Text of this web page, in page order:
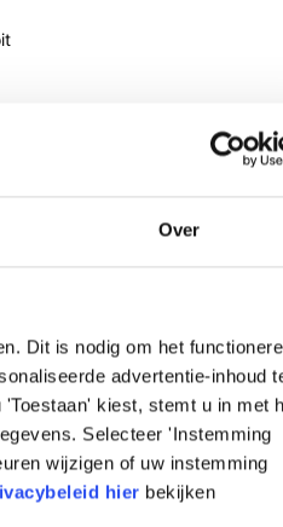
Over
Dit is nodig om het
advertentie-inhoud
kiest, stemt u in met
Selecteer 'Instemming
wijzigen of uw instemming
hier bekijken